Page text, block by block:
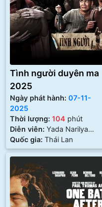
Tình người duyên ma
2025
Ngày phát hành: 07-11-
2025
Thời lượng: 104 phút
Diễn viên: Yada Narilya
Gulmongkolpetch, Krist
Perawat Sangpotirat
Quốc gia: Thái Lan